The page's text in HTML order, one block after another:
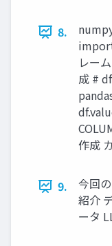
8.
レー
成 #
作成
9.
今回
紹介
ータ